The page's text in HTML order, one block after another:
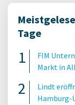
Tage
FIM
Markt in
Lindt
Hamburg-